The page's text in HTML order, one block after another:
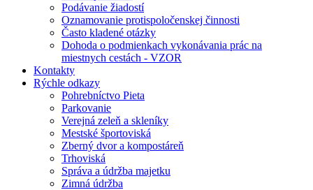
Podávanie žiadostí
Oznamovanie protispoločenskej činnosti
Často kladené otázky
Dohoda o podmienkach vykonávania prác na
miestnych cestách - VZOR
Kontakty
Rýchle odkazy
Pohrebníctvo Pieta
Parkovanie
Verejná zeleň a skleníky
Mestské športoviská
Zberný dvor a kompostáreň
Trhoviská
Správa a údržba majetku
Zimná údržba